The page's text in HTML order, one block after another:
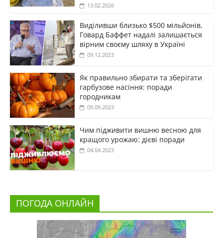
13.02.2026
Виділивши близько $500 мільйонів,
Говард Баффет надалі залишається
вірним своєму шляху в Україні
09.12.2023
Як правильно збирати та зберігати
гарбузове насіння: поради
городникам
09.09.2023
Чим підживити вишню весною для
кращого урожаю: дієві поради
04.04.2023
ПОГОДА ОНЛАЙН